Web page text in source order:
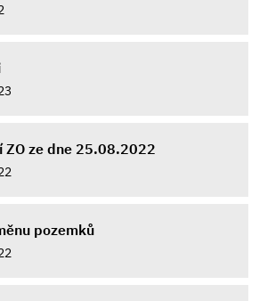
ZO ze dne 25.08.2022
pozemků